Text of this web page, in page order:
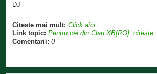
DJ
Citeste mai mult: Click aici
Link topic: Pentru cei din Clan XB[RO], citeste..
Comentarii: 0